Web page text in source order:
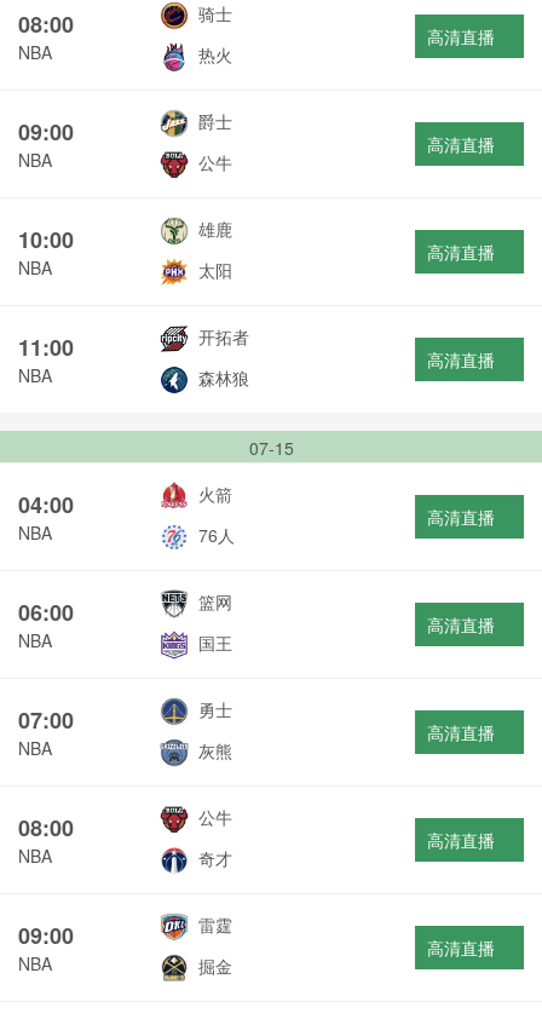
08:00
NBA
骑士
热火
高清直播
09:00
NBA
爵士
公牛
高清直播
10:00
NBA
雄鹿
太阳
高清直播
11:00
NBA
开拓者
森林狼
高清直播
07-15
04:00
NBA
火箭
76人
高清直播
06:00
NBA
篮网
国王
高清直播
07:00
NBA
勇士
灰熊
高清直播
08:00
NBA
公牛
奇才
高清直播
09:00
NBA
雷霆
掘金
高清直播